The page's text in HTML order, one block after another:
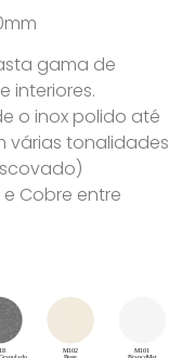
gama de
interiores.
o inox polido até
várias tonalidades
Cobre entre